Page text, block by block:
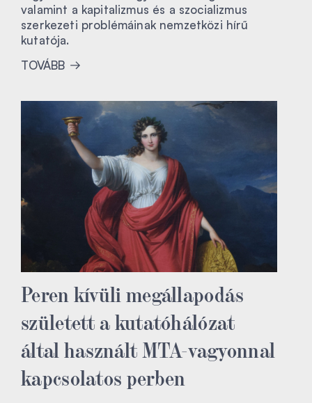
valamint a kapitalizmus és a szocializmus
szerkezeti problémáinak nemzetközi hírű
kutatója.
TOVÁBB
Peren kívüli megállapodás
született a kutatóhálózat
által használt MTA-vagyonnal
kapcsolatos perben